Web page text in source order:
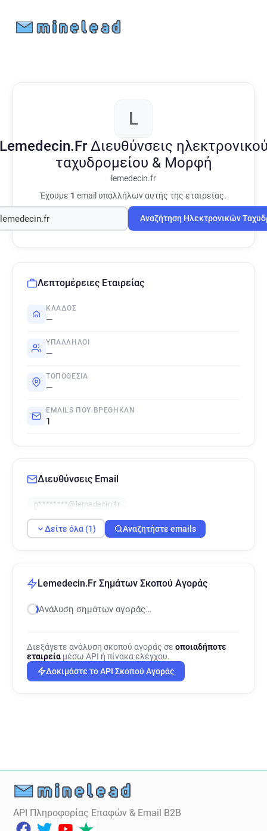
L
Διευθύνσεις
ταχυδρομείου & Μορφή
lemedecin.fr
Έχουμε 1 email υπαλλήλων αυτής της εταιρείας.
Αναζήτηση Ηλεκτρονικών
Λεπτομέρειες Εταιρείας
ΚΛΆΔΟΣ
—
ΥΠΆΛΛΗΛΟΙ
—
ΤΟΠΟΘΕΣΊΑ
—
EMAILS ΠΟΥ ΒΡΈΘΗΚΑΝ
1
Διευθύνσεις Email
p********@lemedecin.fr
Δείτε όλα (1) Αναζητήστε emails
Lemedecin.Fr Σημάτων Σκοπού Αγοράς
Ανάλυση σημάτων αγοράς…
Διεξάγετε ανάλυση σκοπού αγοράς σε οποιαδήποτε
εταιρεία μέσω API ή πίνακα ελέγχου.
Δοκιμάστε το API Σκοπού Αγοράς
API Πληροφορίας Επαφών & Email B2B